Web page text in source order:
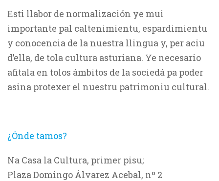
Esti llabor de normalización ye mui
importante pal caltenimientu, espardimientu
y conocencia de la nuestra llingua y, per aciu
d’ella, de tola cultura asturiana. Ye necesario
afitala en tolos ámbitos de la sociedá pa poder
asina protexer el nuestru patrimoniu cultural.
¿Ónde tamos?
Na Casa la Cultura, primer pisu;
Plaza Domingo Álvarez Acebal, nº 2